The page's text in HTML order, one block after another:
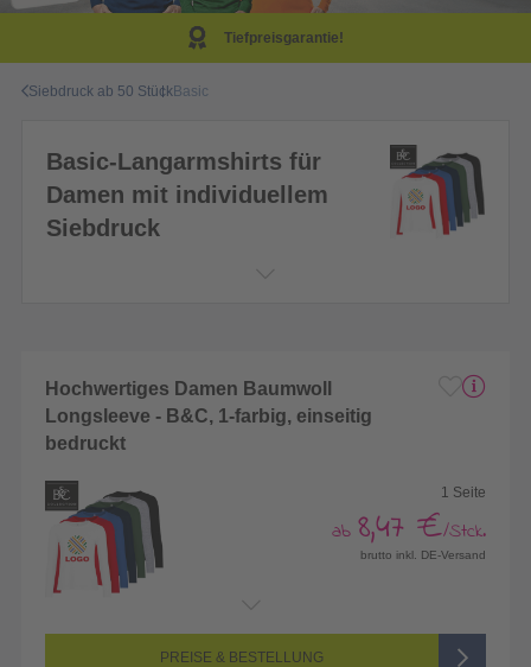
Siebdruck ab 50 StückBasic
Basic-Langarmshirts für
Damen mit individuellem
Siebdruck
Hochwertiges Damen Baumwoll
Longsleeve - B&C, 1-farbig, einseitig
bedruckt
1 Seite
ab 8,47 €/Stck.
brutto inkl. DE-Versand
Seitenanzahl: 1-seitig (Vorderseite bedruckt, Rückseite unbedruckt)
1/0-farbig (1 Sonderfarbe)
PREISE & BESTELLUNG